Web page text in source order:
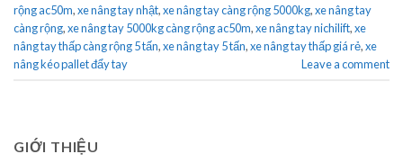
rộng ac50m,xe nâng tay nhật,xe nâng tay càng rộng 5000kg,xe nâng tay
càng rộng,xe nâng tay 5000kg càng rộng ac50m,xe nâng tay nichilift,xe
nâng tay thấp càng rộng 5 tấn,xe nâng tay 5 tấn,xe nâng tay thấp giá rẻ,xe
nâng kéo pallet đẩy tay
Leave a comment
GIỚI THIỆU